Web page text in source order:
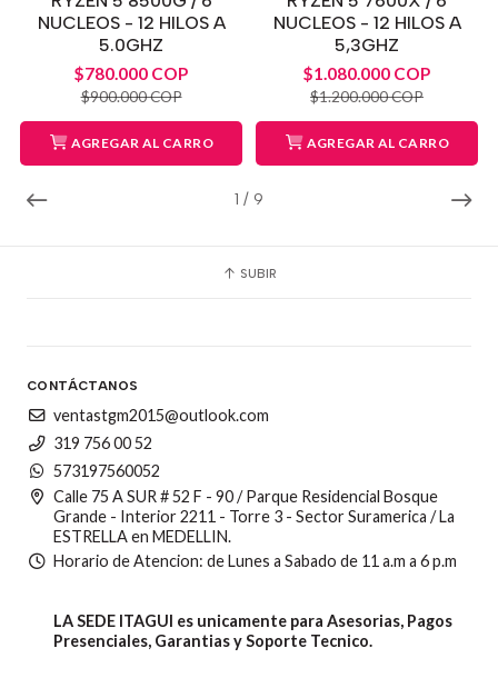
1 / 9
NUCLEOS - 12 HILOS A
5.0GHZ
$780.000 COP
$900.000 COP
AGREGAR AL CARRO
NUCLEOS - 12 HILOS A
5,3GHZ
$1.080.000 COP
$1.200.000 COP
AGREGAR AL CARRO
SUBIR
CONTÁCTANOS
ventastgm2015@outlook.com
319 756 00 52
573197560052
Calle 75 A SUR # 52 F - 90 / Parque Residencial Bosque
Grande - Interior 2211 - Torre 3 - Sector Suramerica / La
ESTRELLA en MEDELLIN.
Horario de Atencion: de Lunes a Sabado de 11 a.m a 6 p.m
LA SEDE ITAGUI es unicamente para Asesorias, Pagos
Presenciales, Garantias y Soporte Tecnico.